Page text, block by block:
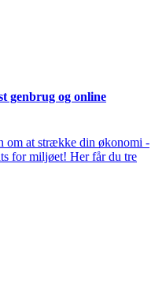
genbrug og online
om at strække din økonomi -
for miljøet! Her får du tre